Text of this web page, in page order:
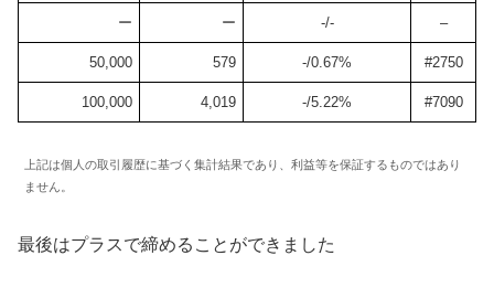
ー ー -/- –
50,000 579 -/0.67% #2750
100,000 4,019 -/5.22% #7090
上記は個人の取引履歴に基づく集計結果であり、利益等を保証するものではあり
ません。
最後はプラスで締めることができました